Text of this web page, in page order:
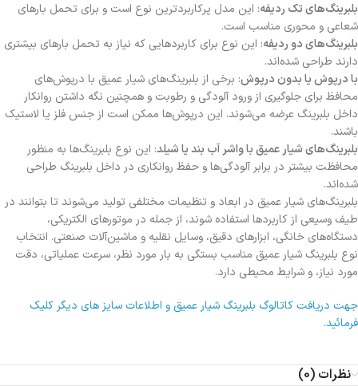
بلبرینگ‌های تک ردیفه: این مدل پرکاربردترین نوع است و برای تحمل بارهای
شعاعی و محوری مناسب است.
بلبرینگ‌های دو ردیفه: این نوع برای کاربردهایی که نیاز به تحمل بارهای بیشتری
دارند طراحی شده‌اند.
با درپوش یا بدون درپوش: برخی از بلبرینگ‌های شیار عمیق با درپوش‌های
محافظ برای جلوگیری از ورود آلودگی و رطوبت و همچنین نگه داشتن روانکار
داخل بلبرینگ عرضه می‌شوند. این درپوش‌ها ممکن است از جنس فلز یا لاستیک
باشند.
بلبرینگ‌های شیار عمیق با واشر آب بند یا شیلد: این نوع بلبرینگ‌ها به منظور
محافظت بیشتر در برابر آلودگی‌ها و حفظ روانکاری در داخل بلبرینگ طراحی
شده‌اند.
بلبرینگ‌های شیار عمیق در ابعاد و تنظیمات مختلفی تولید می‌شوند تا بتوانند در
طیف وسیعی از کاربردها استفاده شوند، از جمله در موتورهای الکتریکی،
دستگاه‌های خانگی، ابزارهای دقیق، وسایل نقلیه و ماشین‌آلات صنعتی. انتخاب
نوع بلبرینگ شیار عمیق مناسب بستگی به بار مورد نظر، سرعت عملیاتی، دقت
مورد نیاز، و شرایط محیطی دارد.
جهت دریافت کاتالوگ بلبرینگ شیار عمیق و اطلاعات سایز های دیگر کلیک
فرمائید.
نظرات (0)